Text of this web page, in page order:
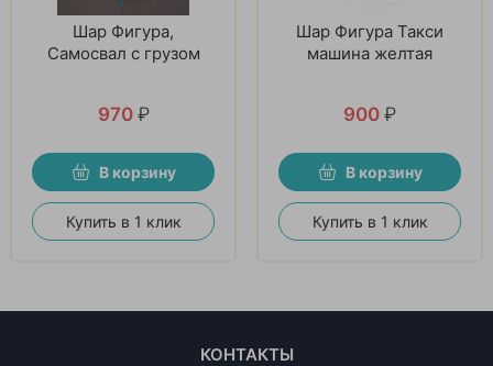
Шар Фигура,
Самосвал с грузом
970 ₽
В корзину
Купить в 1 клик
Шар Фигура Такси
машина желтая
900 ₽
В корзину
Купить в 1 клик
КОНТАКТЫ